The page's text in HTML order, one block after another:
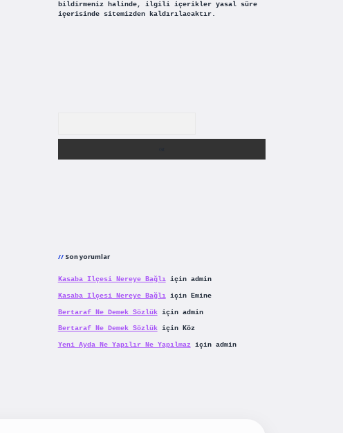
bildirmeniz halinde, ilgili içerikler yasal süre
içerisinde sitemizden kaldırılacaktır.
Son yorumlar
Kasaba Ilçesi Nereye Bağlıiçin admin
Kasaba Ilçesi Nereye Bağlıiçin Emine
Bertaraf Ne Demek Sözlükiçin admin
Bertaraf Ne Demek Sözlükiçin Köz
Yeni Ayda Ne Yapılır Ne Yapılmaziçin admin